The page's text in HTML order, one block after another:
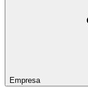
Empresa